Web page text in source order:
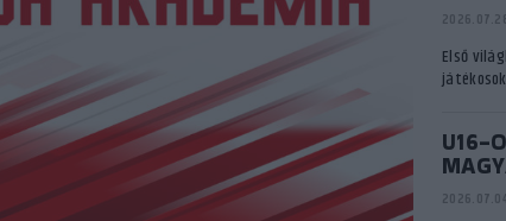
Első
U16-